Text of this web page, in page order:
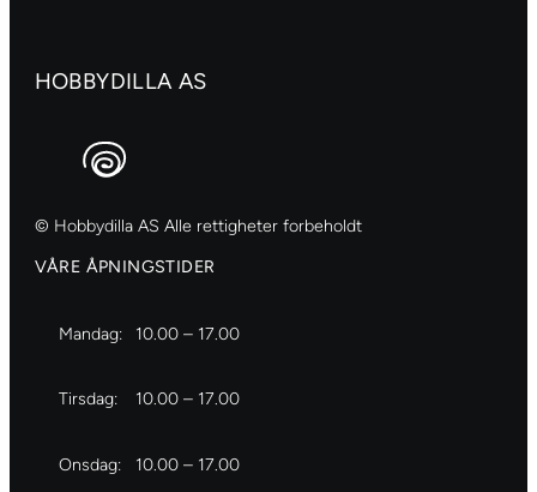
HOBBYDILLA AS
© Hobbydilla AS Alle rettigheter forbeholdt
VÅRE ÅPNINGSTIDER
Mandag: 10.00 – 17.00
Tirsdag: 10.00 – 17.00
Onsdag: 10.00 – 17.00